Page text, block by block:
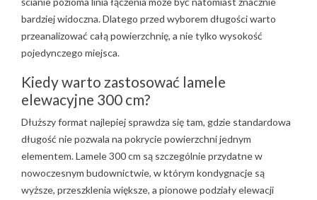
bardziej widoczna. Dlatego przed wyborem długości warto
przeanalizować całą powierzchnię, a nie tylko wysokość
pojedynczego miejsca.
Kiedy warto zastosować lamele
elewacyjne 300 cm?
Dłuższy format najlepiej sprawdza się tam, gdzie standardowa
długość nie pozwala na pokrycie powierzchni jednym
elementem. Lamele 300 cm są szczególnie przydatne w
nowoczesnym budownictwie, w którym kondygnacje są
wyższe, przeszklenia większe, a pionowe podziały elewacji